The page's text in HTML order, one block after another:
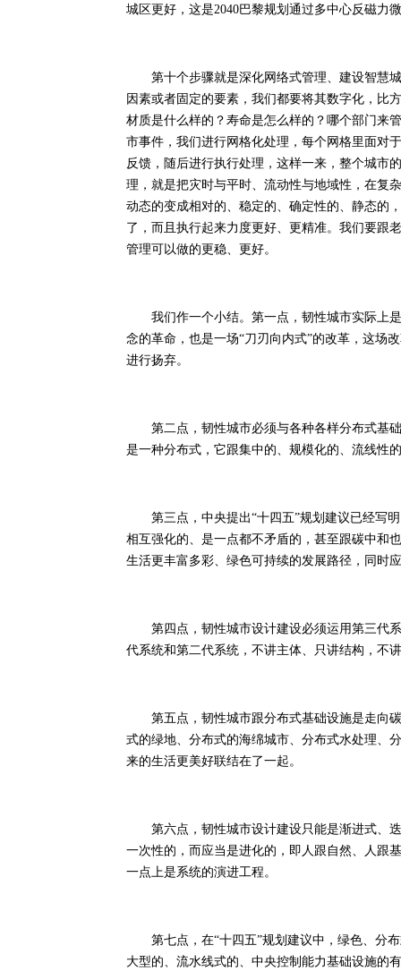
城区更好，这是2040巴黎规划通过多中心反磁力
第十个步骤就是深化网络式管理、建设智慧城
因素或者固定的要素，我们都要将其数字化，比
材质是什么样的？寿命是怎么样的？哪个部门来
市事件，我们进行网格化处理，每个网格里面对
反馈，随后进行执行处理，这样一来，整个城市
理，就是把灾时与平时、流动性与地域性，在复
动态的变成相对的、稳定的、确定性的、静态的
了，而且执行起来力度更好、更精准。我们要跟
管理可以做的更稳、更好。
我们作一个小结。第一点，韧性城市实际上是
念的革命，也是一场“刀刃向内式”的改革，这场
进行扬弃。
第二点，韧性城市必须与各种各样分布式基础
是一种分布式，它跟集中的、规模化的、流线性
第三点，中央提出“十四五”规划建议已经写明
相互强化的、是一点都不矛盾的，甚至跟碳中和
生活更丰富多彩、绿色可持续的发展路径，同时
第四点，韧性城市设计建设必须运用第三代系
代系统和第二代系统，不讲主体、只讲结构，不
第五点，韧性城市跟分布式基础设施是走向碳
式的绿地、分布式的海绵城市、分布式水处理、
来的生活更美好联结在了一起。
第六点，韧性城市设计建设只能是渐进式、迭
一次性的，而应当是进化的，即人跟自然、人跟
一点上是系统的演进工程。
第七点，在“十四五”规划建议中，绿色、分布
大型的、流水线式的、中央控制能力基础设施的